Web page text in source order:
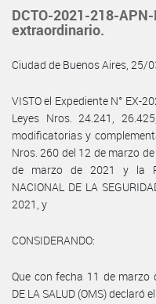
DCTO-2021-218-
extraordinario.
Ciudad de Buenos Aires, 25/
VISTO el Expediente N° EX-
Leyes Nros. 24.241,
modificatorias y
Nros. 260 del 12 de marzo
de marzo de 2021 y la
NACIONAL DE LA
2021, y
CONSIDERANDO:
Que con fecha 11 de marzo
DE LA SALUD (OMS) declaró